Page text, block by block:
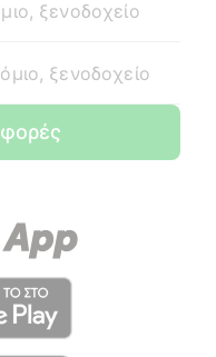
ξενοδοχείο
ξενοδοχείο